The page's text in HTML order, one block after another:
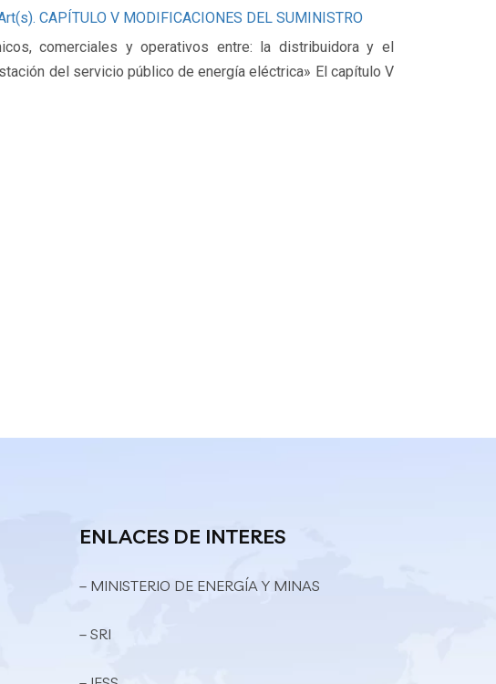
CAPÍTULO V MODIFICACIONES DEL SUMINISTRO
comerciales y operativos entre: la distribuidora y el
del servicio público de energía eléctrica» El capítulo V
ENLACES DE INTERES
– MINISTERIO DE ENERGÍA Y MINAS
– SRI